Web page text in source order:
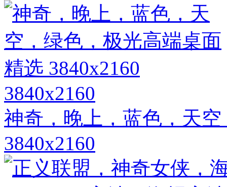
3840x2160
神奇，晚上，蓝色，天
3840x2160